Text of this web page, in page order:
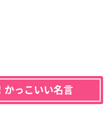
かっこいい名言